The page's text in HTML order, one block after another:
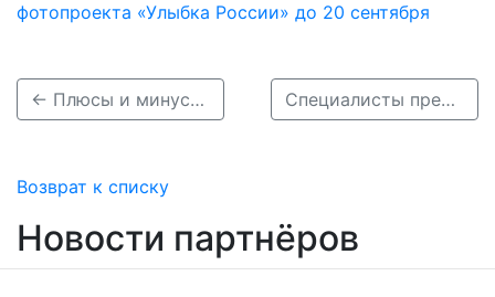
фотопроекта «Улыбка России» до 20 сентября
← Плюсы и минусы майского отпуска назвали нижегородцам Специалисты предлагают упростить процедуру госпитализации для нижегородцев →
Возврат к списку
Новости партнёров